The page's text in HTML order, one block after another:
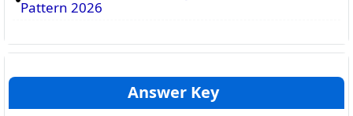
Pattern 2026
Answer Key